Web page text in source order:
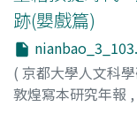
跡(嬰戲篇)
( 京都大學人文科
敦煌寫本研究年報 ,